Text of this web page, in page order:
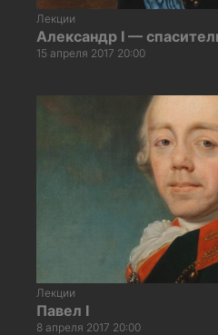
Лекции
Александр I —
15 апреля 2017 20:00
Лекции
Павел I
8 апреля 2017 20:00